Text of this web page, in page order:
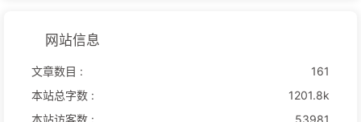
网站信息
文章数目 :
161
本站总字数 :
1201.8k
本站访客数 :
53981